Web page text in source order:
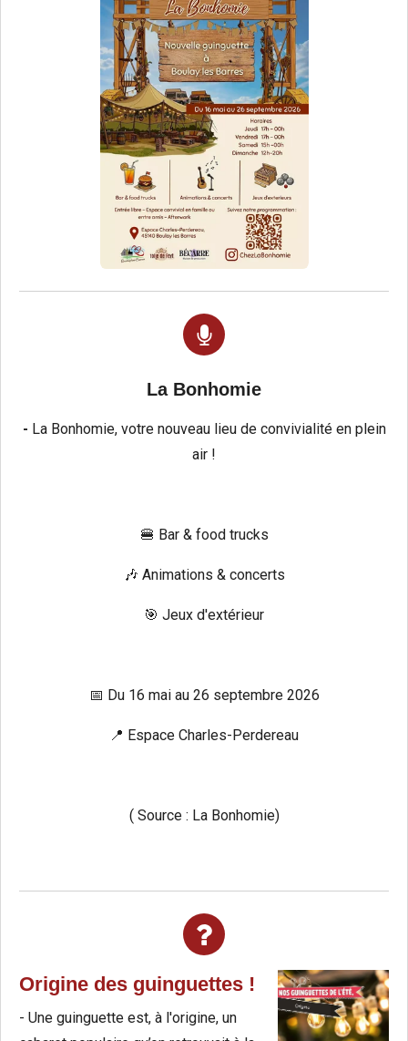
La Bonhomie
- La Bonhomie, votre nouveau lieu de convivialité en plein
air !
🍔 Bar & food trucks
🎶 Animations & concerts
🎯 Jeux d'extérieur
📅 Du 16 mai au 26 septembre 2026
📍 Espace Charles-Perdereau
( Source : La Bonhomie)
Origine des guinguettes !
- Une guinguette est, à l'origine, un